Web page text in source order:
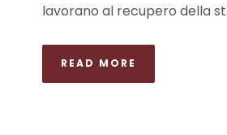
lavorano al recupero della
READ MORE